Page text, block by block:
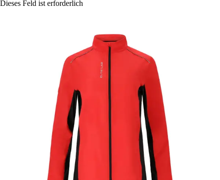
Dieses Feld ist erforderlich